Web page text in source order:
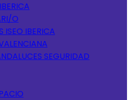
O
ISEO IBERICA
SEGURIDAD